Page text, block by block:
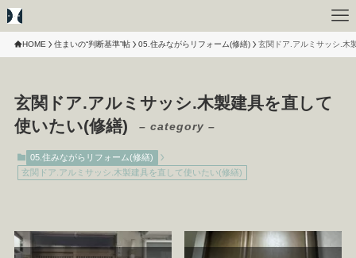
HOME 住まいの“判断基準”帖 05.住みながらリフォーム(修繕) 玄関ドア.アルミサッシ.木
玄関ドア.アルミサッシ.木製建具を直して
使いたい(修繕)
– category –
05.住みながらリフォーム(修繕)
玄関ドア.アルミサッシ.木製建具を直して使いたい(修繕)